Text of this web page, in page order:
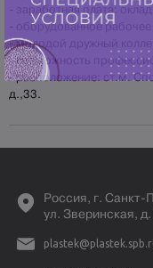
- заработная плата:
- оборудованное рабочее
- молодой дружный
- возможность
- расположение: ст.м.
д.,33.
Россия, г. Санкт-
ул. Зверинская,